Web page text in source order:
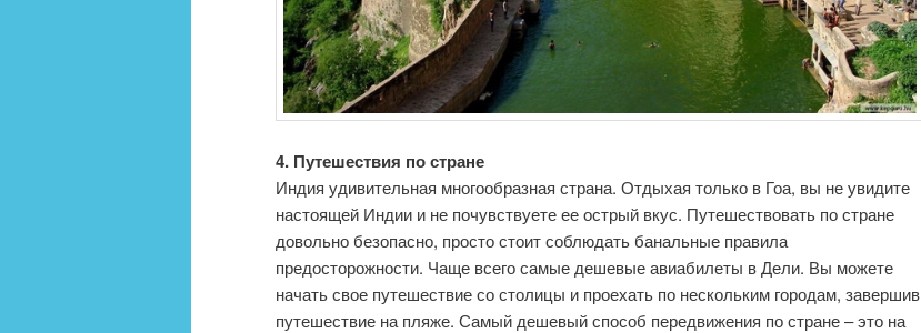
4. Путешествия по стране
Индия удивительная многообразная страна. Отдыхая только в Гоа, вы не увидите
настоящей Индии и не почувствуете ее острый вкус. Путешествовать по стране
довольно безопасно, просто стоит соблюдать банальные правила
предосторожности. Чаще всего самые дешевые авиабилеты в Дели. Вы можете
начать свое путешествие со столицы и проехать по нескольким городам, завершив
путешествие на пляже. Самый дешевый способ передвижения по стране – это на